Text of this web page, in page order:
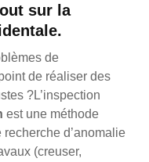
sur la
de
de réaliser des
?L’inspection
est une méthode
d’anomalie
(creuser,